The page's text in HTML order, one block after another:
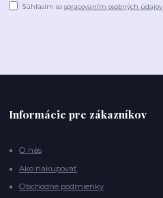
Súhlasím sospracovaním osobných údajov
Informácie pre zákazníkov
O nás
Ako nakupovať
Obchodné podmienky